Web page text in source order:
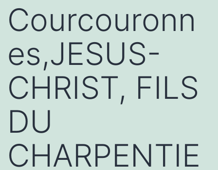
Courcouronn
es,JESUS-
CHRIST, FILS
DU
CHARPENTIE